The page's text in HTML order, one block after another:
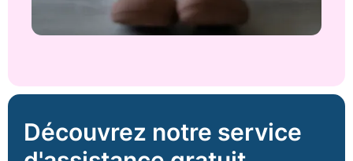
Découvrez notre service